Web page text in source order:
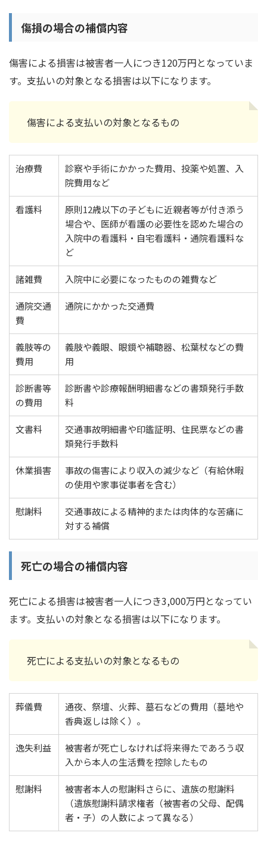
傷損の場合の補償内容
傷害による損害は被害者一人につき120万円となっていま
す。支払いの対象となる損害は以下になります。
傷害による支払いの対象となるもの
治療費
診察や手術にかかった費用、投薬や処置、入
院費用など
看護料
原則12歳以下の子どもに近親者等が付き添う
場合や、医師が看護の必要性を認めた場合の
入院中の看護料・自宅看護料・通院看護料な
ど
諸雑費 入院中に必要になったものの雑費など
通院交通
費
通院にかかった交通費
義肢等の
費用
義肢や義眼、眼鏡や補聴器、松葉杖などの費
用
診断書等
の費用
診断書や診療報酬明細書などの書類発行手数
料
文書料
交通事故明細書や印鑑証明、住民票などの書
類発行手数料
休業損害
事故の傷害により収入の減少など（有給休暇
の使用や家事従事者を含む）
慰謝料
交通事故による精神的または肉体的な苦痛に
対する補償
死亡の場合の補償内容
死亡による損害は被害者一人につき3,000万円となってい
ます。支払いの対象となる損害は以下になります。
死亡による支払いの対象となるもの
葬儀費
通夜、祭壇、火葬、墓石などの費用（墓地や
香典返しは除く）。
逸失利益
被害者が死亡しなければ将来得たであろう収
入から本人の生活費を控除したもの
慰謝料
被害者本人の慰謝料さらに、遺族の慰謝料
（遺族慰謝料請求権者（被害者の父母、配偶
者・子）の人数によって異なる）